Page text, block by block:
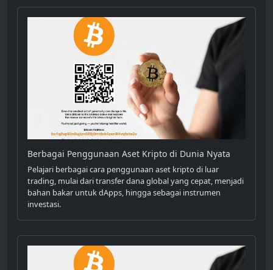
Berbagai Penggunaan Aset Kripto di Dunia Nyata
Pelajari berbagai cara penggunaan aset kripto di luar
trading, mulai dari transfer dana global yang cepat, menjadi
bahan bakar untuk dApps, hingga sebagai instrumen
investasi.